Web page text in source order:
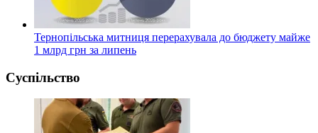
Тернопільська митниця перерахувала до бюджету майже
1 млрд грн за липень
Суспільство